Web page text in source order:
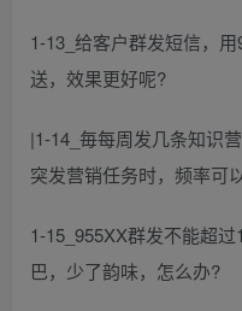
1-13_给客户群发短信，
送，效果更好呢?
|1-14_毎每周发几条知识
突发营销任务时，频率可
1-15_955XX群发不能超
巴，少了韵味，怎么办?